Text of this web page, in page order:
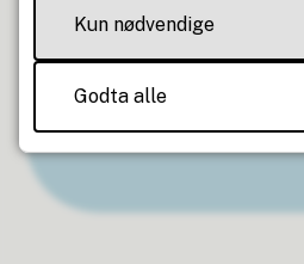
E-postSend e-post
Telefon98 22 17 59
Teknisk, eiendom og
samferdsel,
Kun nødvendige
Godta alle